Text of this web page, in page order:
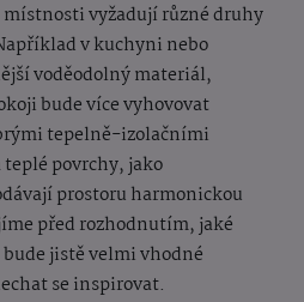
místnosti vyžadují různé druhy
v kuchyni nebo
voděodolný materiál,
bude více vyhovovat
tepelně-izolačními
povrchy, jako
prostoru harmonickou
před rozhodnutím, jaké
jistě velmi vhodné
se inspirovat.